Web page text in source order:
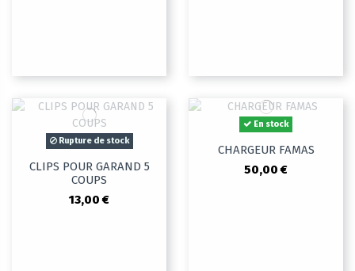
Rupture de stock
CLIPS POUR GARAND 5
COUPS
13,00 €
En stock
CHARGEUR FAMAS
50,00 €